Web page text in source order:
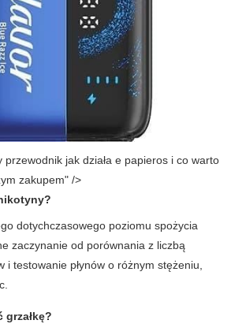
przewodnik jak działa e papieros i co warto
zakupem" />
dotychczasowego poziomu spożycia
zaczynanie od porównania z liczbą
i testowanie płynów o różnym stężeniu,